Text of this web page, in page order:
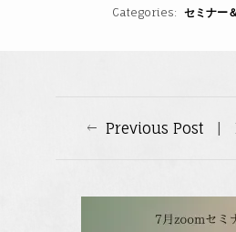
Categories セミナー
Previous Post